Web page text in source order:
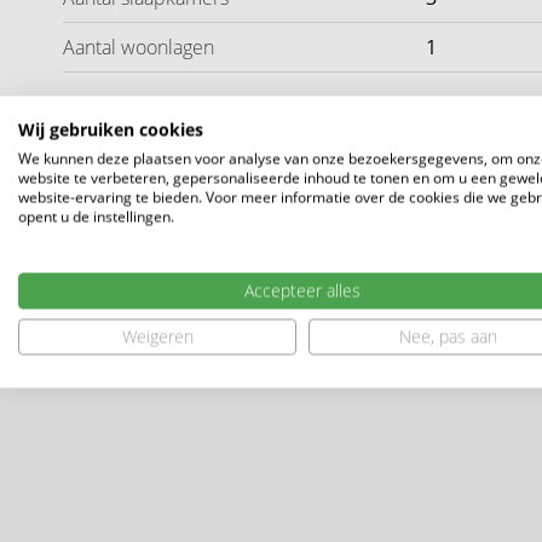
Kaveloppervlakte: van ca. 266 m2 tot ca. 347 m2
Aantal slaapkamers: 3 + nog vrij in te delen
Separaat toilet op de verdieping
Energieneutrale woning (energielabel A ++++)
Inclusief keuken
Inclusief sanitair en tegelwerk in sanitaire ruimten
Heb je interesse? Maak dan een persoonlijk account
persoonlijke account en schrijf je direct in viahttp://
Aantal woonlagen
1
Ligging
Wij gebruiken cookies
We kunnen deze plaatsen voor analyse van onze bezoekersgegevens, om
website te verbeteren, gepersonaliseerde inhoud te tonen en om u een
website-ervaring te bieden. Voor meer informatie over de cookies die we
opent u de instellingen.
Accepteer alles
Weigeren
Nee, pas aan